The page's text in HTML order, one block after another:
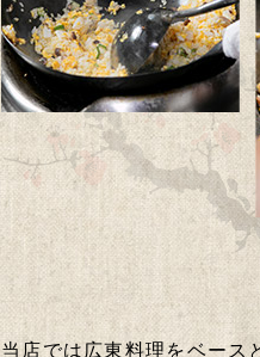
当店では広東料理をベース